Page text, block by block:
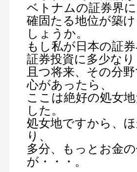
ベトナムの証券界に
確固たる地位が築
しょうか。
もし私が日本の証
証券投資に多少な
且つ将来、その分
心があったら、
ここは絶好の処女
した。
処女地ですから、
り、
多分、もっとお金
が・・・。